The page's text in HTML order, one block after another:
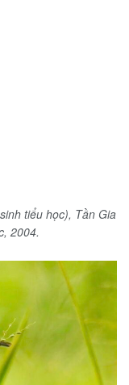
tiểu học), Tần Gia
2004.